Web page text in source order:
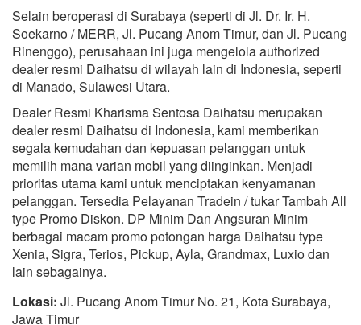
Selain beroperasi di Surabaya (seperti di Jl. Dr. Ir. H.
Soekarno / MERR, Jl. Pucang Anom Timur, dan Jl. Pucang
Rinenggo), perusahaan ini juga mengelola authorized
dealer resmi Daihatsu di wilayah lain di Indonesia, seperti
di Manado, Sulawesi Utara.
Dealer Resmi Kharisma Sentosa Daihatsu merupakan
dealer resmi Daihatsu di Indonesia, kami memberikan
segala kemudahan dan kepuasan pelanggan untuk
memilih mana varian mobil yang diinginkan. Menjadi
prioritas utama kami untuk menciptakan kenyamanan
pelanggan. Tersedia Pelayanan Tradein / tukar Tambah All
type Promo Diskon. DP Minim Dan Angsuran Minim
berbagai macam promo potongan harga Daihatsu type
Xenia, Sigra, Terios, Pickup, Ayla, Grandmax, Luxio dan
lain sebagainya.
Lokasi: Jl. Pucang Anom Timur No. 21, Kota Surabaya,
Jawa Timur